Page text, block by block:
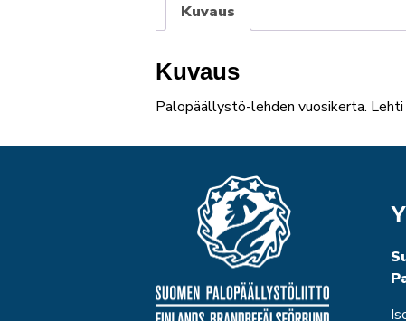
Kuvaus
Kuvaus
Palopäällystö-lehden vuosikerta.